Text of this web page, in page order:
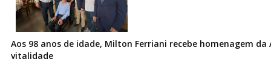
Aos 98 anos de idade, Milton Ferriani recebe homenagem da
vitalidade